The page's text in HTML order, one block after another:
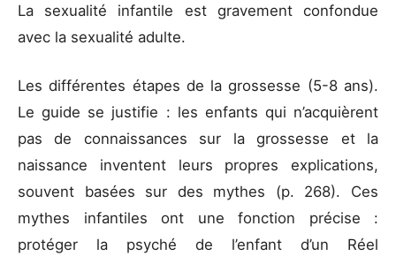
La sexualité infantile est gravement confondue
avec la sexualité adulte.
Les différentes étapes de la grossesse (5-8 ans).
Le guide se justifie : les enfants qui n’acquièrent
pas de connaissances sur la grossesse et la
naissance inventent leurs propres explications,
souvent basées sur des mythes (p. 268). Ces
mythes infantiles ont une fonction précise :
protéger la psyché de l’enfant d’un Réel